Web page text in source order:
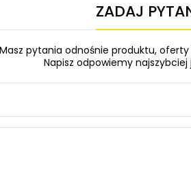
ZADAJ
Masz pytania odnośnie produktu, oferty
Napisz odpowiemy najszybciej